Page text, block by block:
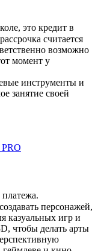
это кредит в
считается
возможно
момент у
инструменты и
занятие своей
персонажей,
казуальных игр и
чтобы делать арты